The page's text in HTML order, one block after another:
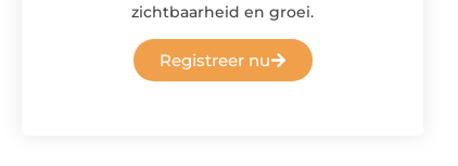
zichtbaarheid en groei.
Registreer nu